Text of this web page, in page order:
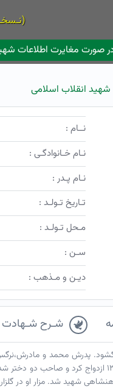
صورت مغایرت اطلاعات
شهید انقلاب اسلامی
نــام :
نـام خـانوادگـی :
نـام پـدر :
تـاریخ تـولـد :
مـحل تـولـد :
سـن :
دیـن و مـذهب :
شـرح شـهادت
چشم به جهان گشود. پدرش محمد و
شهید شد. مزار او در